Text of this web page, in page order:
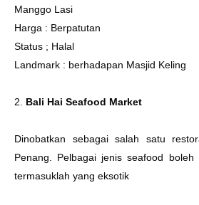
Manggo Lasi
Harga : Berpatutan
Status ; Halal
Landmark : berhadapan Masjid Keling
2. Bali Hai Seafood Market
Dinobatkan sebagai salah satu
Penang. Pelbagai jenis seafood
termasuklah yang eksotik